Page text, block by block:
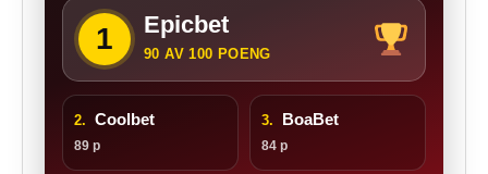
1 Epicbet
90 AV 100 POENG
2. Coolbet
89 p
3. BoaBet
84 p